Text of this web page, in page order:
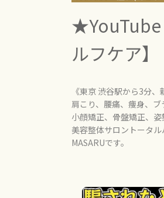
★YouTube
ルフケア】
《東京 渋谷駅から3分
肩こり、腰痛、痩身、ブ
小顔矯正、骨盤矯正、姿
美容整体サロントータ
MASARUです。